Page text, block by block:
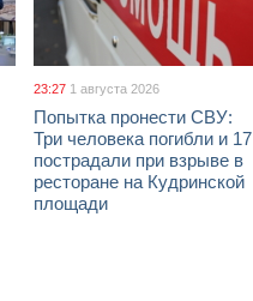
23:27 1 августа 2026
Попытка пронести СВУ:
Три человека погибли и 17
пострадали при взрыве в
ресторане на Кудринской
площади